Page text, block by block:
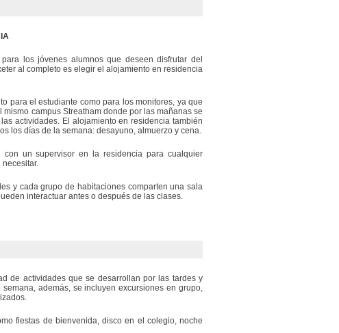
los jóvenes alumnos que deseen disfrutar del
al completo es elegir el alojamiento en residencia
para el estudiante como para los monitores, ya que
mismo campus Streatham donde por las mañanas se
actividades. El alojamiento en residencia también
los días de la semana: desayuno, almuerzo y cena.
con un supervisor en la residencia para cualquier
y cada grupo de habitaciones comparten una sala
interactuar antes o después de las clases.
de actividades que se desarrollan por las tardes y
además, se incluyen excursiones en grupo,
fiestas de bienvenida, disco en el colegio, noche